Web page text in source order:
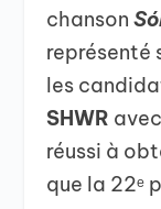
chanson
représenté
les
SHWR
réussi à
que la 22ᵉ